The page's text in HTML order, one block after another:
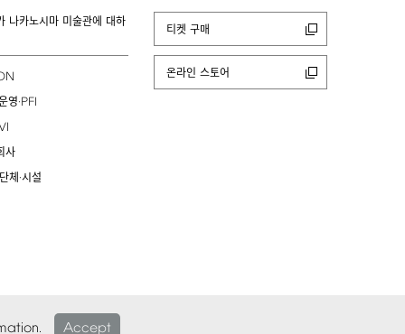
Accept
나카노시마 미술관에 대하
영·PFI
사
체·시설
티켓 구매
온라인 스토어